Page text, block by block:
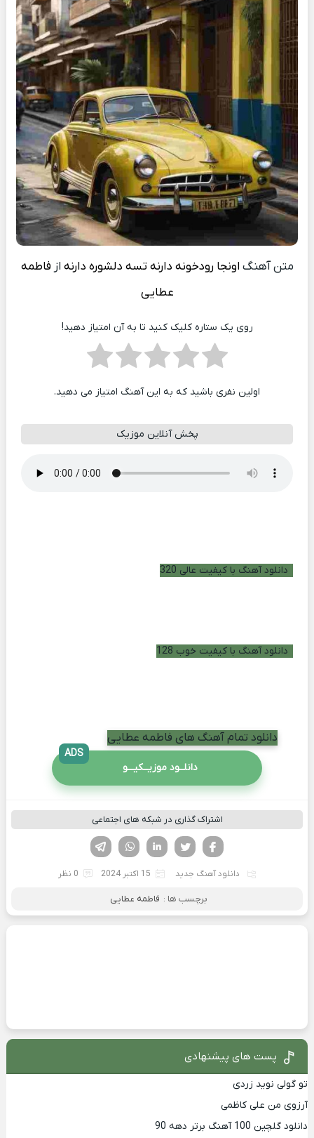
متن آهنگ اونجا رودخونه دارنه تسه دلشوره دارنه از فاطمه
عطایی
روی یک ستاره کلیک کنید تا به آن امتیاز دهید!
اولین نفری باشید که به این آهنگ امتیاز می دهید.
پخش آنلاین موزیک
دانلود آهنگ با کیفیت عالی 320
دانلود آهنگ با کیفیت خوب 128
دانلود تمام آهنگ های فاطمه عطایی
دانلــود موزیــکیـــو
ADS
اشتراک گذاری در شبکه های اجتماعی
لینکدین تویتر
فیسوک
دانلود آهنگ جدید 15 اکتبر 2024 0 نظر
برچسب ها : فاطمه عطایی
پست های پیشنهادی
تو گولی نوید زردی
آرزوی من علی کاظمی
دانلود گلچین 100 آهنگ برتر دهه 90